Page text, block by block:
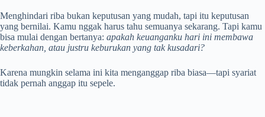
Menghindari riba bukan keputusan yang mudah, tapi itu keputusan
yang bernilai. Kamu nggak harus tahu semuanya sekarang. Tapi kamu
bisa mulai dengan bertanya: apakah keuanganku hari ini membawa
keberkahan, atau justru keburukan yang tak kusadari?
Karena mungkin selama ini kita menganggap riba biasa—tapi syariat
tidak pernah anggap itu sepele.